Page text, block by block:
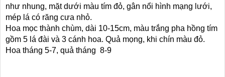
như nhung, mặt dưới màu tím đỏ, gân nổi hình mạng lưới,
mép lá có răng cưa nhỏ.
Hoa mọc thành chùm, dài 10-15cm, màu trắng pha hồng tím
gồm 5 lá đài và 3 cánh hoa. Quả mọng, khi chín màu đỏ.
Hoa tháng 5-7, quả tháng 8-9